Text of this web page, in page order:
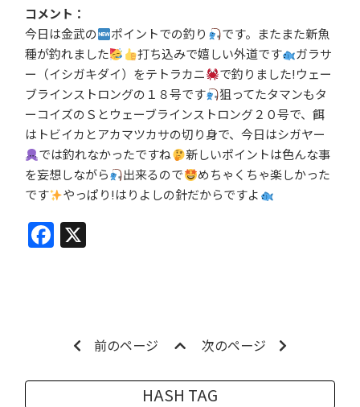
コメント
今日は金武の
ポイントでの釣り
です。またまた新魚
種が釣れました
打ち込みで嬉しい外道です
ガラサ
ー（イシガキダイ）をテトラカニ
で釣りました!ウェー
ブラインストロングの１８号です
狙ってたタマンもタ
ーコイズのＳとウェーブラインストロング２０号で、餌
はトビイカとアカマツカサの切り身で、今日はシガヤー
では釣れなかったですね
新しいポイントは色んな事
を妄想しながら
出来るので
めちゃくちゃ楽しかった
です
やっぱり!はりよしの針だからですよ
Facebook
前のページ 次のページ
HASH TAG